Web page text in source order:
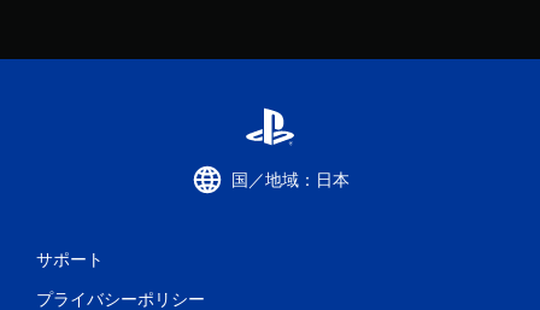
国／地域：日本
サポート
プライバシーポリシー